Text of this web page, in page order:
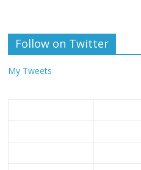
Follow on Twitter
My Tweets